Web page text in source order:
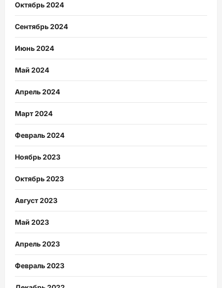
Октябрь 2024
Сентябрь 2024
Июнь 2024
Май 2024
Апрель 2024
Март 2024
Февраль 2024
Ноябрь 2023
Октябрь 2023
Август 2023
Май 2023
Апрель 2023
Февраль 2023